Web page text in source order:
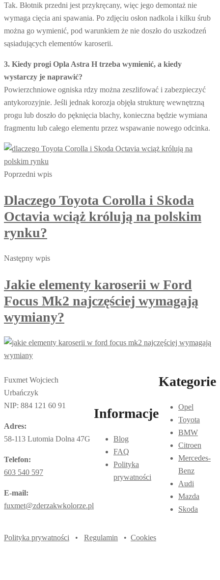
Tak. Błotnik przedni jest przykręcany, więc jego demontaż nie
wymaga cięcia ani spawania. Po zdjęciu osłon nadkola i kilku śrub
można go wymienić, pod warunkiem że nie doszło do uszkodzeń
sąsiadujących elementów karoserii.
3. Kiedy progi Opla Astra H trzeba wymienić, a kiedy
wystarczy je naprawić?
Powierzchniowe ogniska rdzy można zeszlifować i zabezpieczyć
antykorozyjnie. Jeśli jednak korozja objęła strukturę wewnętrzną
progu lub doszło do pęknięcia blachy, konieczna będzie wymiana
fragmentu lub całego elementu przez wspawanie nowego odcinka.
Poprzedni wpis
Dlaczego Toyota Corolla i Skoda
Octavia wciąż królują na polskim
rynku?
Następny wpis
Jakie elementy karoserii w Ford
Focus Mk2 najczęściej wymagają
wymiany?
Fuxmet Wojciech
Urbańczyk
NIP: 884 121 60 91
Adres:
58-113 Lutomia Dolna 47G
Telefon:
603 540 597
E-mail:
fuxmet@zderzakwkolorze.pl
Informacje
Blog
FAQ
Polityka
prywatności
Kategorie
Opel
Toyota
BMW
Citroen
Mercedes-
Benz
Audi
Mazda
Skoda
Polityka prywatności • Regulamin • Cookies